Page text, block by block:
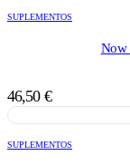
SUPLEMENTOS
Now
46,50 €
SUPLEMENTOS